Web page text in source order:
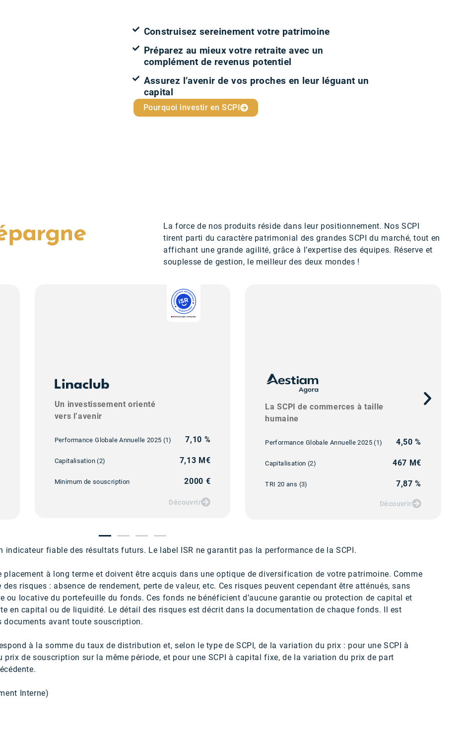
Construisez sereinement votre patrimoine
Préparez au mieux votre retraite avec un
complément de revenus potentiel
Assurez l’avenir de vos proches en leur léguant un
capital
Pourquoi investir en SCPI
La force de nos produits réside dans leur positionnement. Nos SCPI
tirent parti du caractère patrimonial des grandes SCPI du marché, tout en
affichant une grande agilité, grâce à l’expertise des équipes. Réserve et
souplesse de gestion, le meilleur des deux mondes !
Un investissement orienté
vers l’avenir
7,10 %
Performance Globale Annuelle 2025 (1)
7,13 M€
Capitalisation (2)
2000 €
Minimum de souscription
Découvrir
La SCPI de commerces à taille
humaine
4,50 %
Performance Globale Annuelle 2025 (1)
467 M€
Capitalisation (2)
7,87 %
TRI 20 ans (3)
Découvrir
indicateur fiable des résultats futurs. Le label ISR ne garantit pas la performance de la SCPI.
à long terme et doivent être acquis dans une optique de diversification de votre patrimoine. Comme
risques : absence de rendement, perte de valeur, etc. Ces risques peuvent cependant être atténués, sans
locative du portefeuille du fonds. Ces fonds ne bénéficient d’aucune garantie ou protection de capital et
en capital ou de liquidité. Le détail des risques est décrit dans la documentation de chaque fonds. Il est
documents avant toute souscription.
à la somme du taux de distribution et, selon le type de SCPI, de la variation du prix : pour une SCPI à
de souscription sur la même période, et pour une SCPI à capital fixe, de la variation du prix de part
Interne)